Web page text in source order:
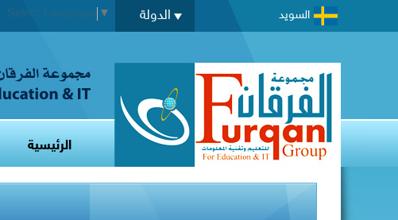
Select Language ▼ الدولة السويد
الرئيسية